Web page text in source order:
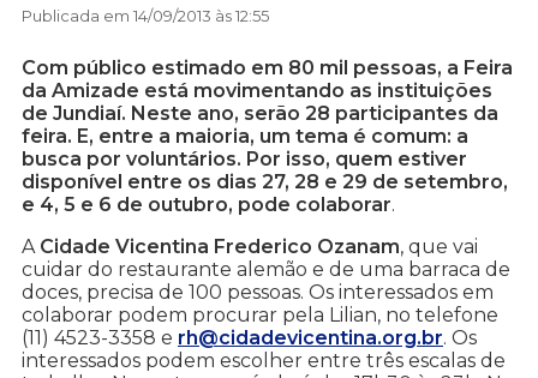
Publicada em 14/09/2013 às 12:55
Com público estimado em 80 mil pessoas, a Feira
da Amizade está movimentando as instituições
de Jundiaí. Neste ano, serão 28 participantes da
feira. E, entre a maioria, um tema é comum: a
busca por voluntários. Por isso, quem estiver
disponível entre os dias 27, 28 e 29 de setembro,
e 4, 5 e 6 de outubro, pode colaborar.
A Cidade Vicentina Frederico Ozanam, que vai
cuidar do restaurante alemão e de uma barraca de
doces, precisa de 100 pessoas. Os interessados em
colaborar podem procurar pela Lilian, no telefone
(11) 4523-3358 e rh@cidadevicentina.org.br. Os
interessados podem escolher entre três escalas de